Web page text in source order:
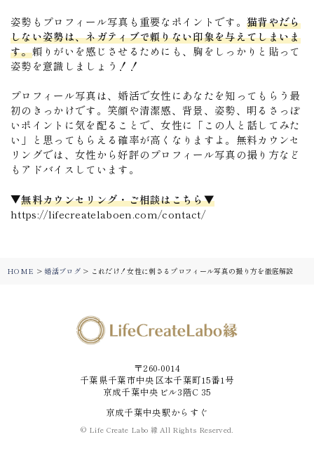
姿勢もプロフィール写真も重要なポイントです。猫背やだら
しない姿勢は、ネガティブで頼りない印象を与えてしまいま
す。頼りがいを感じさせるためにも、胸をしっかりと貼って
姿勢を意識しましょう！！
プロフィール写真は、婚活で女性にあなたを知ってもらう最
初のきっかけです。笑顔や清潔感、背景、姿勢、明るさっぽ
いポイントに気を配ることで、女性に「この人と話してみた
い」と思ってもらえる確率が高くなりますよ。無料カウンセ
リングでは、女性から好評のプロフィール写真の撮り方など
もアドバイスしています。
▼無料カウンセリング・ご相談はこちら▼
https://lifecreatelaboen.com/contact/
HOME > 婚活ブログ> これだけ！女性に刺さるプロフィール写真の撮り方を徹底解説
〒260-0014
千葉県千葉市中央区本千葉町15番1号
京成千葉中央ビル3階C 35
京成千葉中央駅からすぐ
© Life Create Labo 縁 All Rights Reserved.